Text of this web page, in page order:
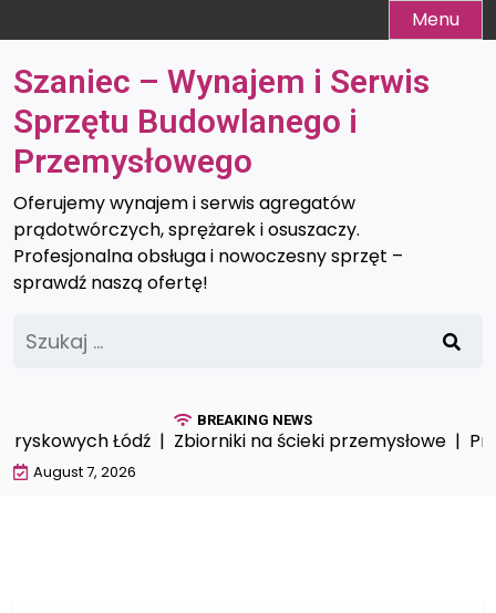
to
content
Menu
Szaniec – Wynajem i Serwis
Sprzętu Budowlanego i
Przemysłowego
Oferujemy wynajem i serwis agregatów
prądotwórczych, sprężarek i osuszaczy.
Profesjonalna obsługa i nowoczesny sprzęt –
sprawdź naszą ofertę!
BREAKING NEWS
Łódź |Zbiorniki na ścieki przemysłowe |
August 7, 2026